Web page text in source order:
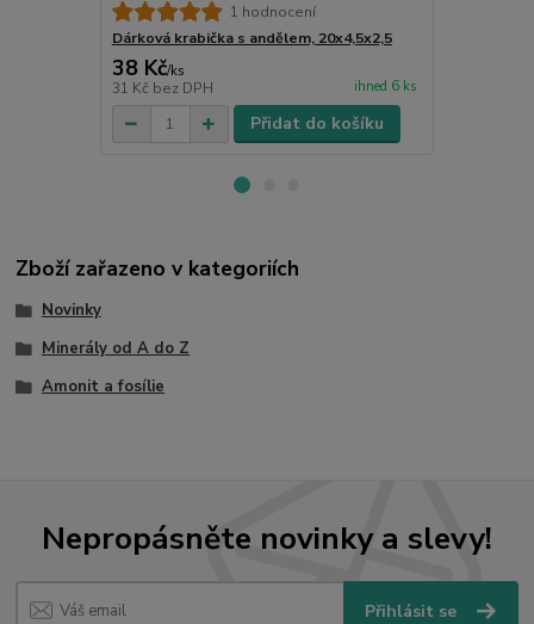
1 hodnocení
Dárková krabička s andělem, 20x4,5x2,5
38 Kč/ks
31 Kč bez DPH ihned 6 ks
Přidat do košíku
Zboží zařazeno v kategoriích
Novinky
Minerály od A do Z
Amonit a fosílie
Nepropásněte novinky a slevy!
Přihlásit se